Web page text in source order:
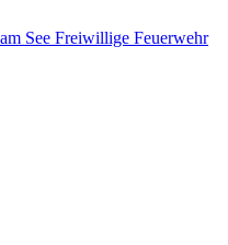
Freiwillige Feuerwehr